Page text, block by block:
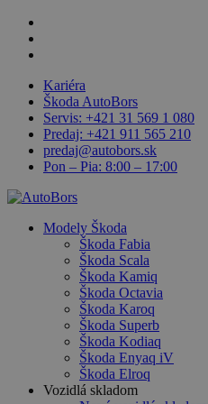
Skip
main
Kariéra
Škoda AutoBors
Servis: +421 31 569 1 080
Predaj: +421 911 565 210
predaj@autobors.sk
Pon – Pia: 8:00 – 17:00
search
Menu
Modely Škoda
Škoda Fabia
Škoda Scala
Škoda Kamiq
Škoda Octavia
Škoda Karoq
Škoda Superb
Škoda Kodiaq
Škoda Enyaq iV
Škoda Elroq
Vozidlá skladom